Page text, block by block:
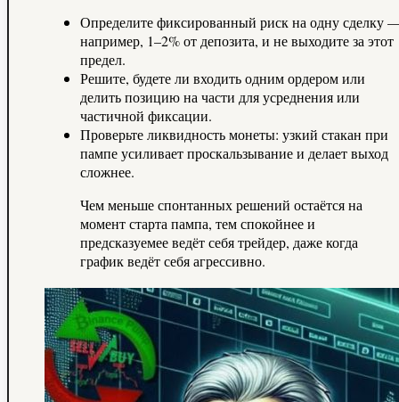
Определите фиксированный риск на одну сделку
например, 1–2% от депозита, и не выходите за этот
предел.
Решите, будете ли входить одним ордером или
делить позицию на части для усреднения или
частичной фиксации.
Проверьте ликвидность монеты: узкий стакан при
пампе усиливает проскальзывание и делает выход
сложнее.
Чем меньше спонтанных решений остаётся на
момент старта пампа, тем спокойнее и
предсказуемее ведёт себя трейдер, даже когда
график ведёт себя агрессивно.